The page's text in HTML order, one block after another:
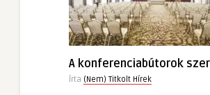
A konferenciabútorok
Írta (Nem) Titkolt Hírek